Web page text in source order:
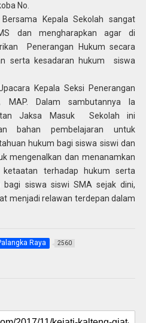
No.
Kepala Sekolah sangat
dan mengharapkan agar di
Penerangan Hukum secara
serta kesadaran hukum siswa
Kepala Seksi Penerangan
MAP. Dalam sambutannya Ia
Jaksa Masuk Sekolah ini
bahan pembelajaran untuk
hukum bagi siswa siswi dan
mengenalkan dan menanamkan
terhadap hukum serta
bagi siswa siswi SMA sejak dini,
menjadi relawan terdepan dalam
Raya 2560